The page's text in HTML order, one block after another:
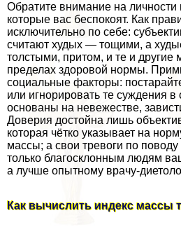
Обратите внимание на личности
которые вас беспокоят. Как
исключительно по себе:
считают худых — тощими, а
толстыми, притом, и те и другие
пределах здоровой нормы.
социальные факторы:
или игнорировать те суждения
основаны на невежестве,
Доверия достойна лишь
которая чётко указывает на
массы; а свои тревоги по
только благосклонным людям
а лучше опытному врачу-
Как вычислить индекс массы